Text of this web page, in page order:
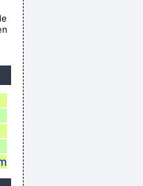
Tyler
Or